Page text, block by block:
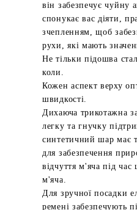
він забезпечує чуйну
спонукає вас діяти,
зчепленням, щоб
рухи, які мають
Не тільки підошва
коли.
Кожен аспект верху
швидкості.
Дихаюча трикотажна
легку та гнучку
синтетичний шар має
для забезпечення
відчуття м'яча під
м'яча.
Для зручної посадки
ремені забезпечують